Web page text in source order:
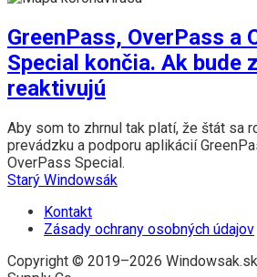
GreenPass, OverPass a
Special končia. Ak bude
reaktivujú
Aby som to zhrnul tak platí, že štát sa
prevádzku a podporu aplikácií
OverPass Special.
Starý Windowsák
Kontakt
Zásady ochrany osobných údajov
Copyright © 2019–2026